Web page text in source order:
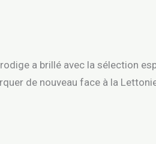
a brillé avec la sélection
de nouveau face à la